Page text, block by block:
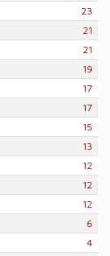
23
21
21
19
17
17
15
13
12
12
12
6
4